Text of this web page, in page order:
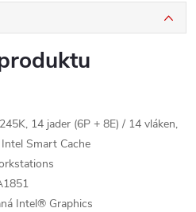
14 jader (6P + 8E) / 14 vláken,
Smart Cache
Intel® Graphics